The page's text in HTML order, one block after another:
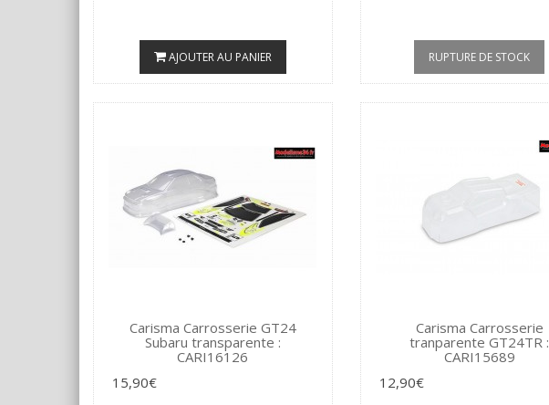
AJOUTER AU PANIER RUPTURE DE STOCK
Carisma Carrosserie GT24
Subaru transparente :
CARI16126
15,90€
Carisma Carrosserie
tranparente GT24TR :
CARI15689
12,90€